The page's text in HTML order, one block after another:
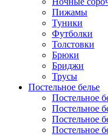
Пижамы
Туники
Футболки
Толстовки
Брюки
Бриджи
Трусы
Постельное белье
Постельное
Постельное
Постельное
Постельное